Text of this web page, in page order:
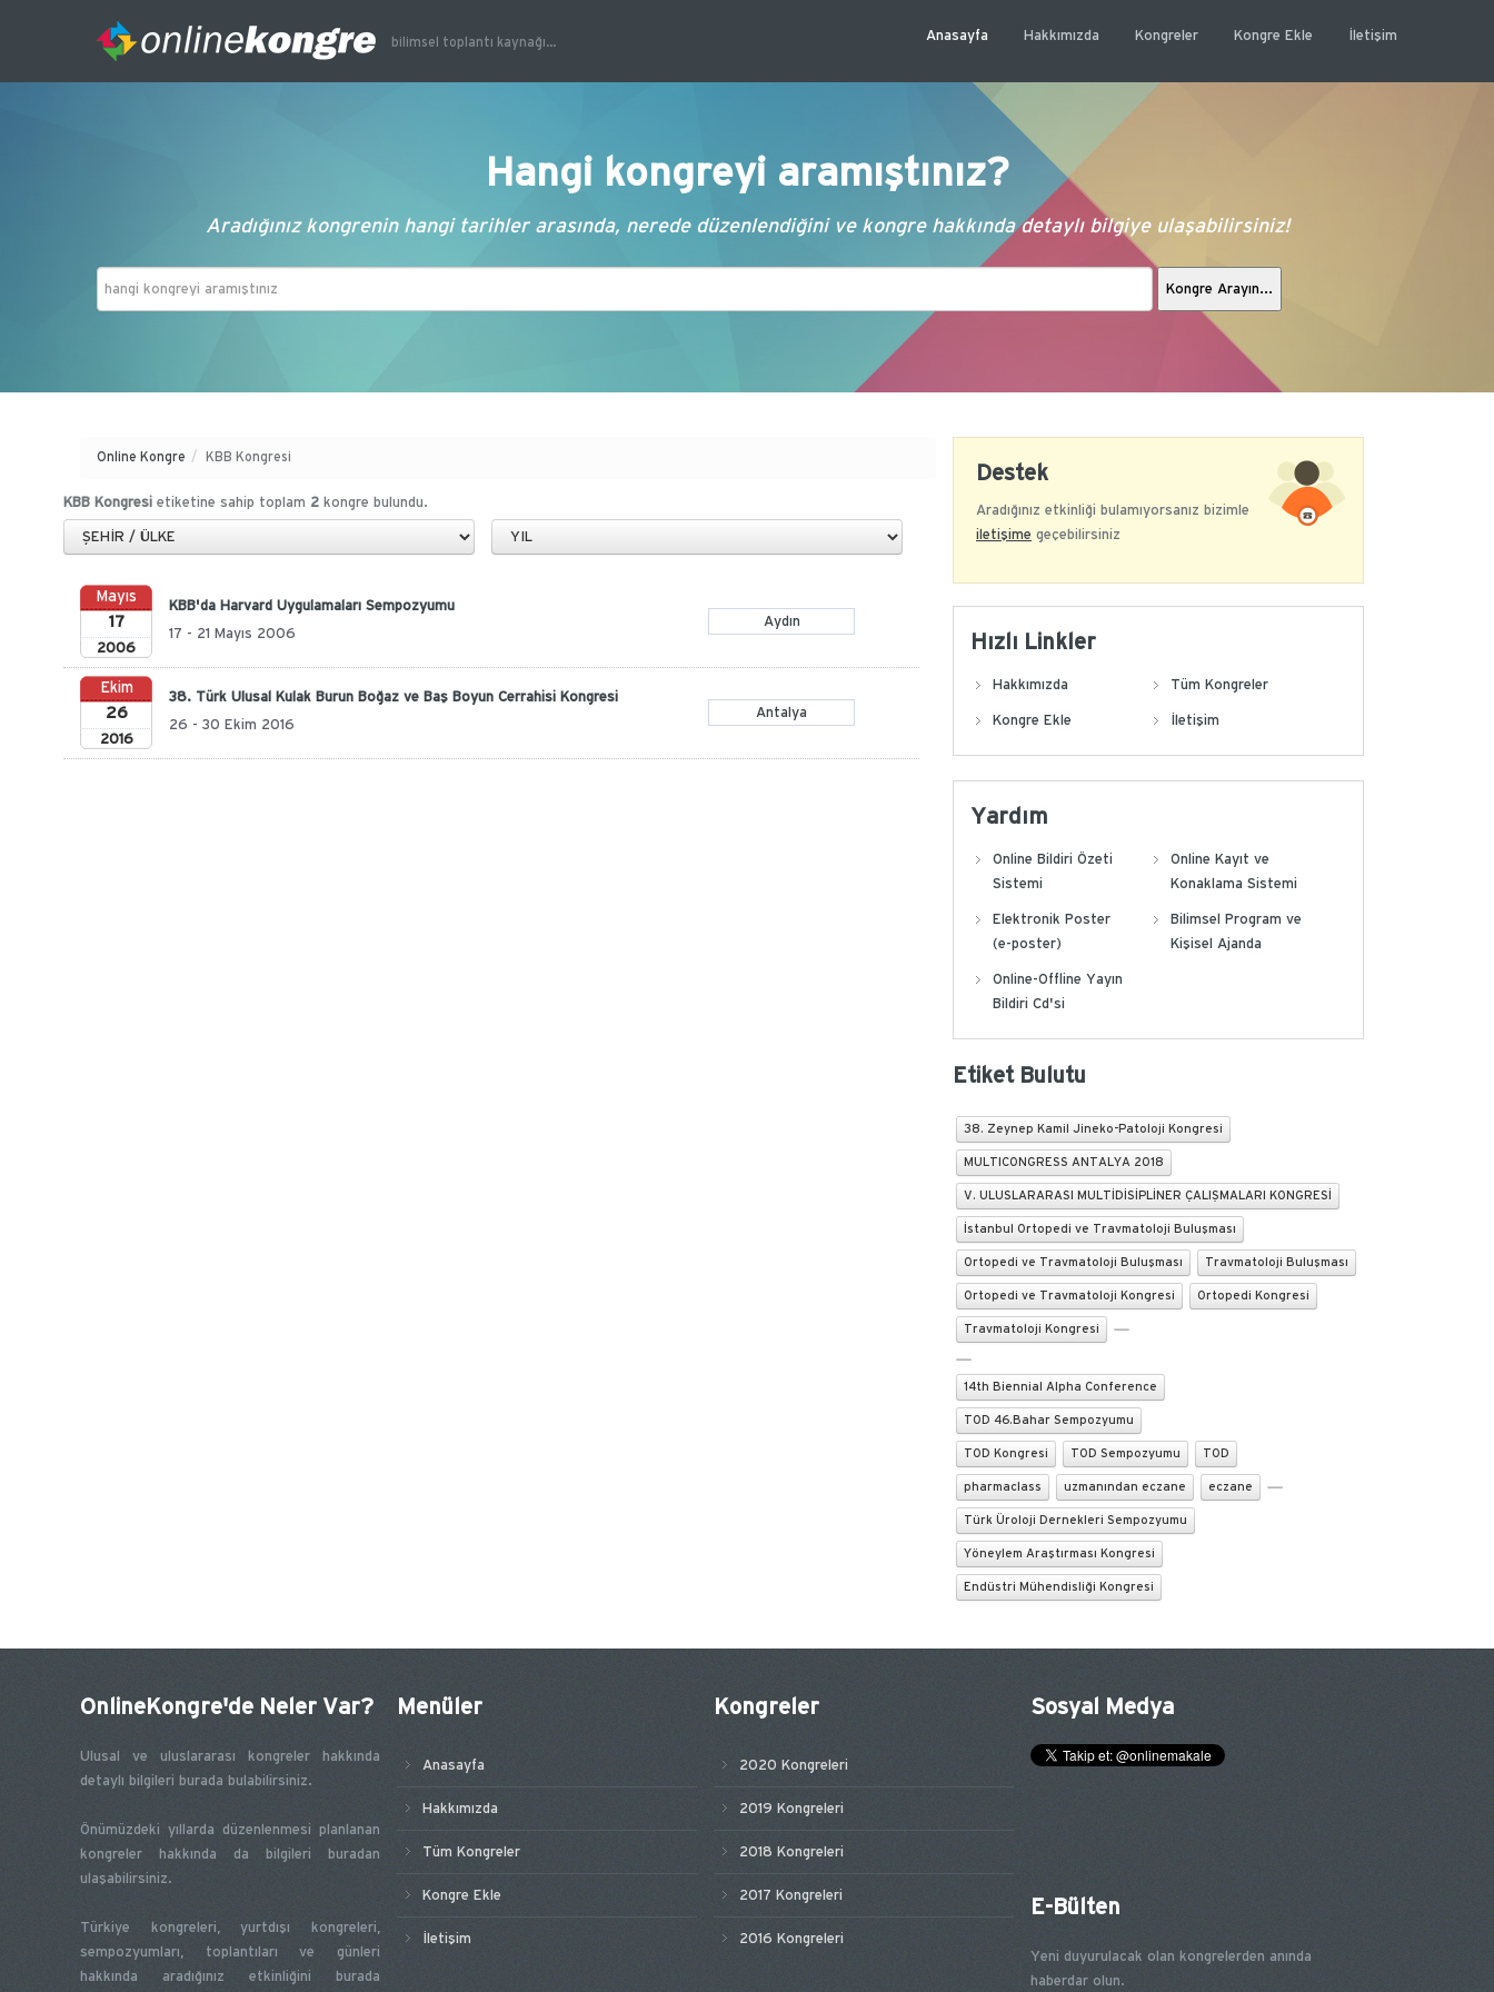
bilimsel toplantı kaynağı...
Anasayfa Hakkımızda Kongreler Kongre Ekle İletişim
Hangi kongreyi aramıştınız?
Aradığınız kongrenin hangi tarihler arasında, nerede düzenlendiğini ve kongre hakkında detaylı bilgiye ulaşabilirsiniz!
Online Kongre / KBB Kongresi
KBB Kongresi etiketine sahip toplam 2 kongre bulundu.
Mayıs
17
2006
KBB'da Harvard Uygulamaları Sempozyumu
17 - 21 Mayıs 2006
Aydın
Ekim
26
2016
38. Türk Ulusal Kulak Burun Boğaz ve Baş Boyun Cerrahisi Kongresi
26 - 30 Ekim 2016
Antalya
Destek
Aradığınız etkinliği bulamıyorsanız bizimle
iletişime geçebilirsiniz
Hızlı Linkler
Hakkımızda Tüm Kongreler
Kongre Ekle İletişim
Yardım
Online Bildiri Özeti
Sistemi
Online Kayıt ve
Konaklama Sistemi
Elektronik Poster
(e-poster)
Bilimsel Program ve
Kişisel Ajanda
Online-Offline Yayın
Bildiri Cd'si
Etiket Bulutu
38. Zeynep Kamil Jineko-Patoloji Kongresi
MULTICONGRESS ANTALYA 2018
V. ULUSLARARASI MULTİDİSİPLİNER ÇALIŞMALARI KONGRESİ
İstanbul Ortopedi ve Travmatoloji Buluşması
Ortopedi ve Travmatoloji Buluşması Travmatoloji Buluşması
Ortopedi ve Travmatoloji Kongresi Ortopedi Kongresi
Travmatoloji Kongresi
14th Biennial Alpha Conference
TOD 46.Bahar Sempozyumu
TOD Kongresi TOD Sempozyumu TOD
pharmaclass uzmanından eczane eczane
Türk Üroloji Dernekleri Sempozyumu
Yöneylem Araştırması Kongresi
Endüstri Mühendisliği Kongresi
OnlineKongre'de Neler Var?
Ulusal ve uluslararası kongreler hakkında
detaylı bilgileri burada bulabilirsiniz.
Önümüzdeki yıllarda düzenlenmesi planlanan
kongreler hakkında da bilgileri buradan
ulaşabilirsiniz.
Türkiye kongreleri, yurtdışı kongreleri,
sempozyumları, toplantıları ve günleri
hakkında aradığınız etkinliğini burada
Menüler
Anasayfa
Hakkımızda
Tüm Kongreler
Kongre Ekle
İletişim
Kongreler
2020 Kongreleri
2019 Kongreleri
2018 Kongreleri
2017 Kongreleri
2016 Kongreleri
Sosyal Medya
E-Bülten
Yeni duyurulacak olan kongrelerden anında
haberdar olun.